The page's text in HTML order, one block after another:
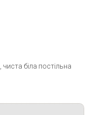
чиста біла постільна